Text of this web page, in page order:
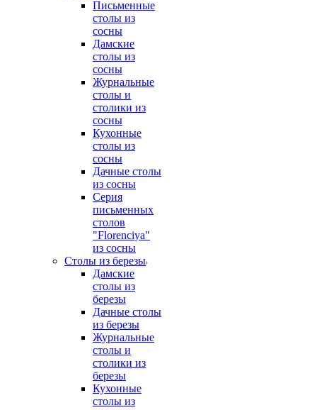
Письменные
столы из
сосны
Дамские
столы из
сосны
Журнальные
столы и
столики из
сосны
Кухонные
столы из
сосны
Дачные столы
из сосны
Серия
письменных
столов
"Florenciya"
из сосны
Столы из березы
Дамские
столы из
березы
Дачные столы
из березы
Журнальные
столы и
столики из
березы
Кухонные
столы из